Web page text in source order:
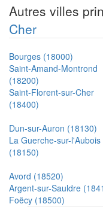
Autres villes
Cher
Bourges (18000)
Saint-Amand-Montrond
(18200)
Saint-Florent-sur-Cher
(18400)
Dun-sur-Auron (18130)
La Guerche-sur-l'Aubois
(18150)
Avord (18520)
Argent-sur-Sauldre
Foëcy (18500)